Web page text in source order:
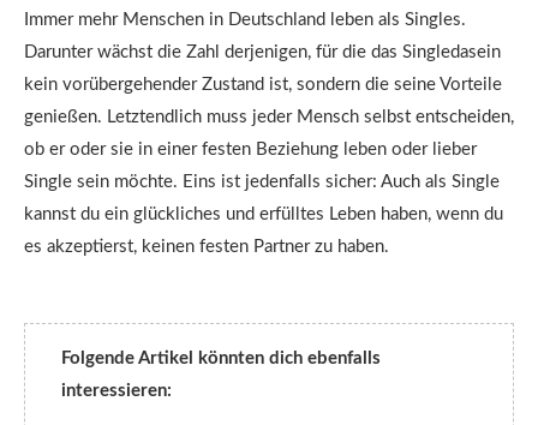
Immer mehr Menschen in Deutschland leben als Singles.
Darunter wächst die Zahl derjenigen, für die das Singledasein
kein vorübergehender Zustand ist, sondern die seine Vorteile
genießen. Letztendlich muss jeder Mensch selbst entscheiden,
ob er oder sie in einer festen Beziehung leben oder lieber
Single sein möchte. Eins ist jedenfalls sicher: Auch als Single
kannst du ein glückliches und erfülltes Leben haben, wenn du
es akzeptierst, keinen festen Partner zu haben.
Folgende Artikel könnten dich ebenfalls
interessieren: